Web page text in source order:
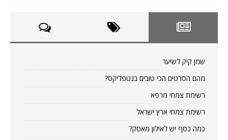
שמן קיק לשיער
מהם הסרטים הכי טובים בנטפליקס?
רשימת צמחי מרפא
רשימת צמחי ארץ ישראל
כמה כסף יש לאילון מאסק?